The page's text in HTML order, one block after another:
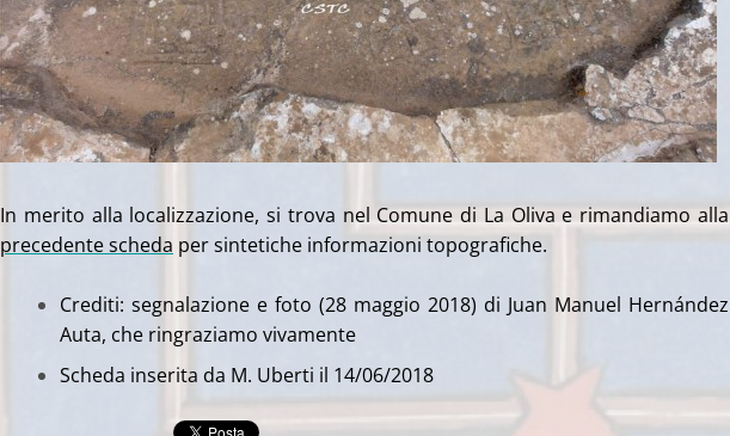
In merito alla localizzazione, si trova nel Comune di La Oliva e rimandiamo alla
precedente scheda per sintetiche informazioni topografiche.
Crediti: segnalazione e foto (28 maggio 2018) di Juan Manuel Hernández
Auta, che ringraziamo vivamente
Scheda inserita da M. Uberti il 14/06/2018